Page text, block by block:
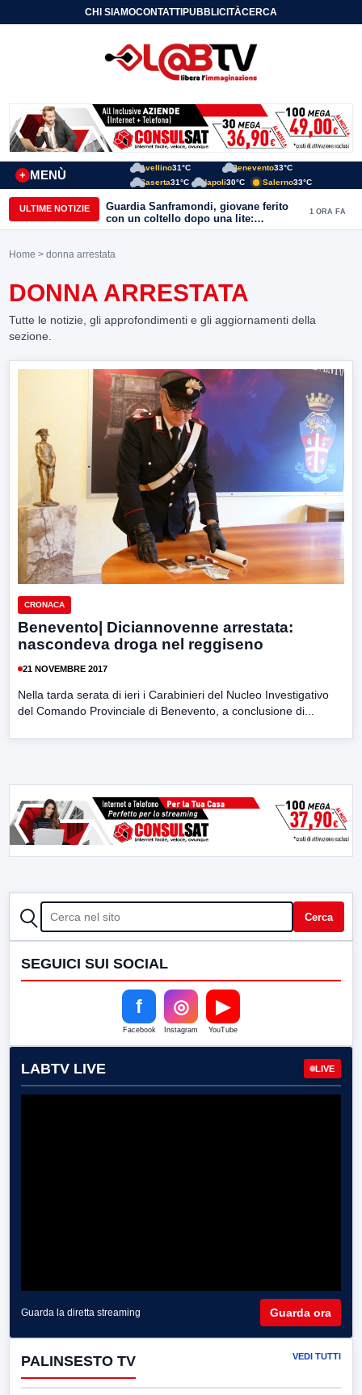
CHI SIAMOCONTATTIPUBBLICITÀCERCA
MENÙ
+
Avellino31°C Benevento33°C
Caserta31°C Napoli30°C Salerno33°C
ULTIME NOTIZIE
Guardia Sanframondi, giovane ferito
con un coltello dopo una lite:
individuato il presunto autore
1 ORA FA
Home > donna arrestata
DONNA ARRESTATA
Tutte le notizie, gli approfondimenti e gli aggiornamenti della
sezione.
CRONACA
Benevento| Diciannovenne arrestata:
nascondeva droga nel reggiseno
21 NOVEMBRE 2017
Nella tarda serata di ieri i Carabinieri del Nucleo Investigativo
del Comando Provinciale di Benevento, a conclusione di...
CERCA Cerca
SEGUICI SUI SOCIAL
f
Facebook
◎
Instagram
▶
YouTube
LABTV LIVE LIVE
Guarda la diretta streaming Guarda ora
PALINSESTO TV VEDI TUTTI